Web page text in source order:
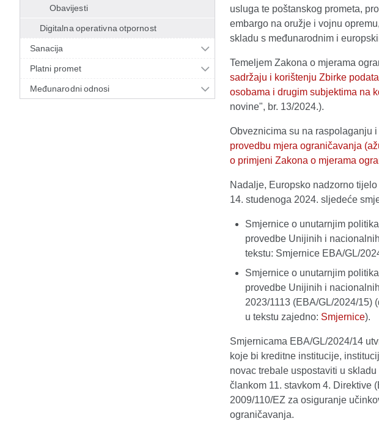
Obavijesti
Digitalna operativna otpornost
Sanacija
Platni promet
Međunarodni odnosi
usluga te poštanskog prometa,
embargo na oružje i vojnu
skladu s međunarodnim i
Temeljem Zakona o mjerama
sadržaju i korištenju Zbirke
osobama i drugim subjektima na
novine", br. 13/2024.).
Obveznicima su na raspolaganju i
provedbu mjera ograničavanja
o primjeni Zakona o mjerama
Nadalje, Europsko nadzorno
14. studenoga 2024. sljedeće
Smjernice o unutarnjim
provedbe Unijinih i
tekstu: Smjernice EBA/GL/
Smjernice o unutarnjim
provedbe Unijinih i
2023/1113 (EBA/GL/2024/15)
u tekstu zajedno: Smjernice).
Smjernicama EBA/GL/2024/14
koje bi kreditne institucije,
novac trebale uspostaviti u
člankom 11. stavkom 4. Direktive
2009/110/EZ za osiguranje
ograničavanja.